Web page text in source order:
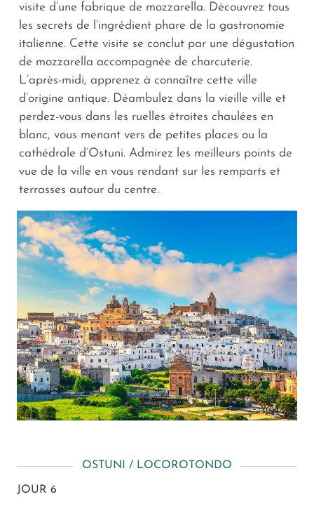
visite d’une fabrique de mozzarella. Découvrez tous
les secrets de l’ingrédient phare de la gastronomie
italienne. Cette visite se conclut par une dégustation
de mozzarella accompagnée de charcuterie.
L’après-midi, apprenez à connaître cette ville
d’origine antique. Déambulez dans la vieille ville et
perdez-vous dans les ruelles étroites chaulées en
blanc, vous menant vers de petites places ou la
cathédrale d’Ostuni. Admirez les meilleurs points de
vue de la ville en vous rendant sur les remparts et
terrasses autour du centre.
OSTUNI / LOCOROTONDO
JOUR 6